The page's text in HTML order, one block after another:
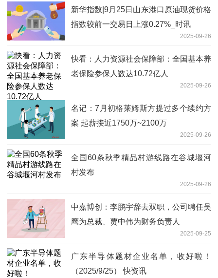
新华指数|9月25日山东港口原油现货价格
指数较前一交易日上涨0.27%_时讯
2025-09-26
快看：人力资源社会保障部：全国基本养
老保险参保人数达10.72亿人
2025-09-26
名记：7月初格莱姆斯方提过多个续约方
案 起薪接近1750万~2100万
2025-09-26
全国60条秋季精品村游线路在谷城堰河
村发布
2025-09-26
中嘉博创：李鹏宇辞去双职，公司聘任吴
鹰为总裁、贾中伟为财务负责人
2025-09-25
广东半导体题材企业名单，收好啦！
（2025/9/25） 快资讯